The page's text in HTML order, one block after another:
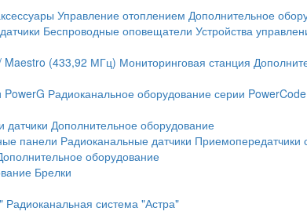
Управление отоплением Дополнительное
Беспроводные оповещатели Устройства
Maestro (433,92 МГц) Мониторинговая станция
PowerG Радиоканальное оборудование серии PowerCode
датчики Дополнительное оборудование
панели Радиоканальные датчики Приемопередатчики
оборудование
Брелки
Радиоканальная система "Астра"